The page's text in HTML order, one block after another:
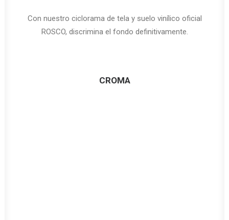
Con nuestro ciclorama de tela y suelo vinílico oficial
ROSCO, discrimina el fondo definitivamente.
CROMA